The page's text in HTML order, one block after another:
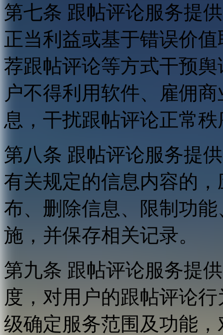
第七条 跟帖评论服务提
正当利益或基于错误价
荐跟帖评论等方式干预
户不得利用软件、雇佣
息，干扰跟帖评论正常
第八条 跟帖评论服务提
有关规定的信息内容的
布、删除信息、限制功
施，并保存相关记录。
第九条 跟帖评论服务提
度，对用户的跟帖评论
级确定服务范围及功能